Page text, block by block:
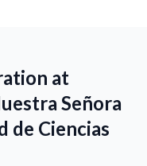
at
Señora
de Ciencias